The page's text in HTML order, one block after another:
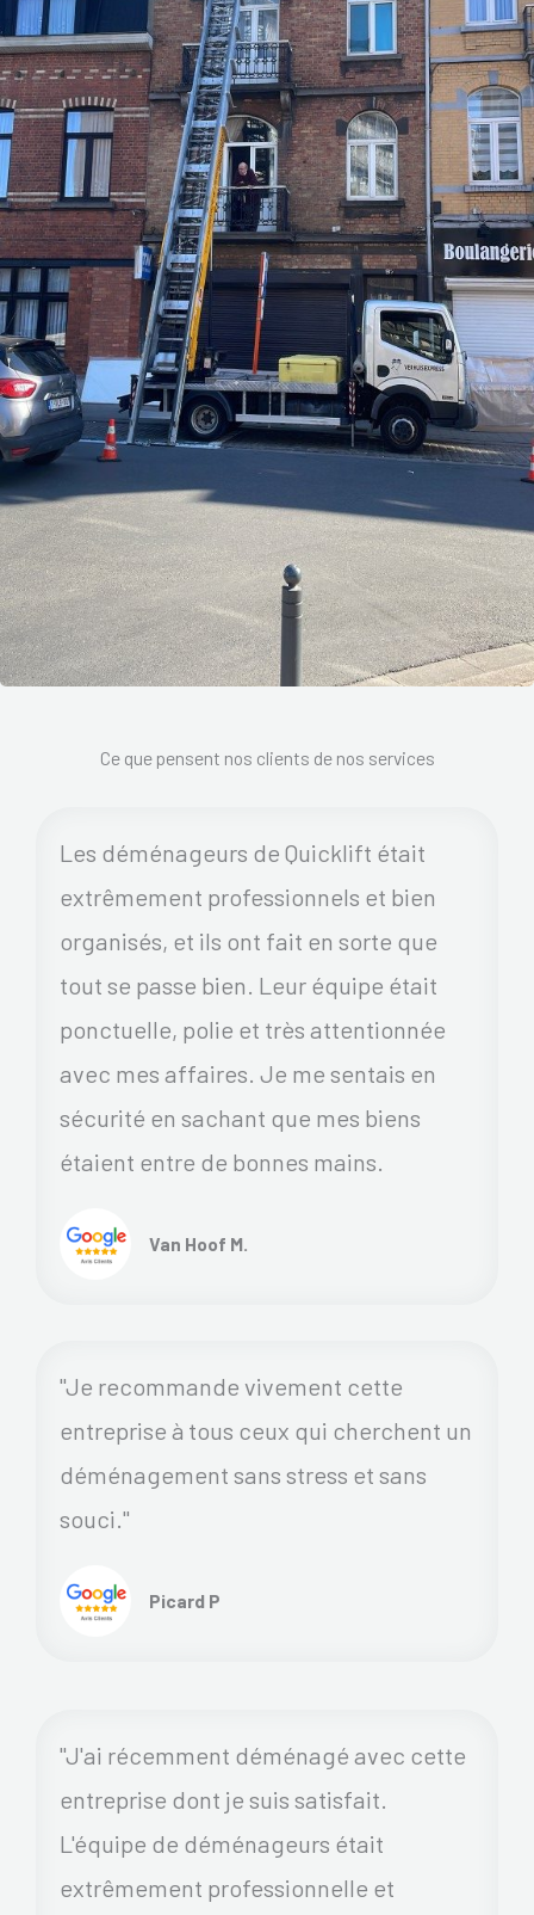
Ce que pensent nos clients de nos services
Les déménageurs de Quicklift était
extrêmement professionnels et bien
organisés, et ils ont fait en sorte que
tout se passe bien. Leur équipe était
ponctuelle, polie et très attentionnée
avec mes affaires. Je me sentais en
sécurité en sachant que mes biens
étaient entre de bonnes mains.
Van Hoof M.
"Je recommande vivement cette
entreprise à tous ceux qui cherchent un
déménagement sans stress et sans
souci."
Picard P
"J'ai récemment déménagé avec cette
entreprise dont je suis satisfait.
L'équipe de déménageurs était
extrêmement professionnelle et